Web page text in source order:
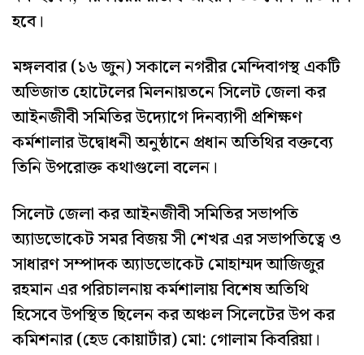
হবে।
‎‎মঙ্গলবার (১৬ জুন) সকালে নগরীর মেন্দিবাগস্থ একটি
অভিজাত হোটেলের মিলনায়তনে সিলেট জেলা কর
আইনজীবী সমিতির উদ্যোগে দিনব্যাপী প্রশিক্ষণ
কর্মশালার উদ্বোধনী অনুষ্ঠানে প্রধান অতিথির বক্তব্যে
তিনি উপরোক্ত কথাগুলো বলেন।‎
‎সিলেট জেলা কর আইনজীবী সমিতির সভাপতি
অ্যাডভোকেট সমর বিজয় সী শেখর এর সভাপতিত্বে ও
সাধারণ সম্পাদক অ্যাডভোকেট মোহাম্মদ আজিজুর
রহমান এর পরিচালনায় কর্মশালায় বিশেষ অতিথি
হিসেবে উপস্থিত ছিলেন কর অঞ্চল সিলেটের উপ কর
কমিশনার (হেড কোয়ার্টার) মো: গোলাম কিবরিয়া।‎